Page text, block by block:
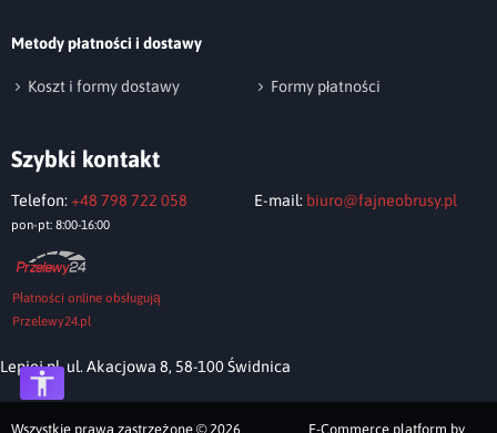
Metody płatności i dostawy
Koszt i formy dostawy Formy płatności
Szybki kontakt
Telefon: +48 798 722 058
pon-pt: 8:00-16:00
E-mail: biuro@fajneobrusy.pl
Płatności online obsługują
Przelewy24.pl
Lepiej.pl, ul. Akacjowa 8, 58-100 Świdnica
Wszystkie prawa zastrzeżone © 2026 E-Commerce platform by